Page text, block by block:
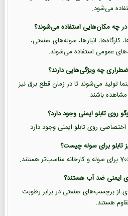
می‌شود.
کارگاه‌ها، انبارها، سوله‌های صنعتی،
عمومی استفاده می‌شوند.
تولید می‌شوند تا در زمان قطع برق نیز
مشاهده باشند.
روی تابلو ایمنی وجود دارد.
از برچسب‌های صنعتی در برابر رطوبت
هستند.